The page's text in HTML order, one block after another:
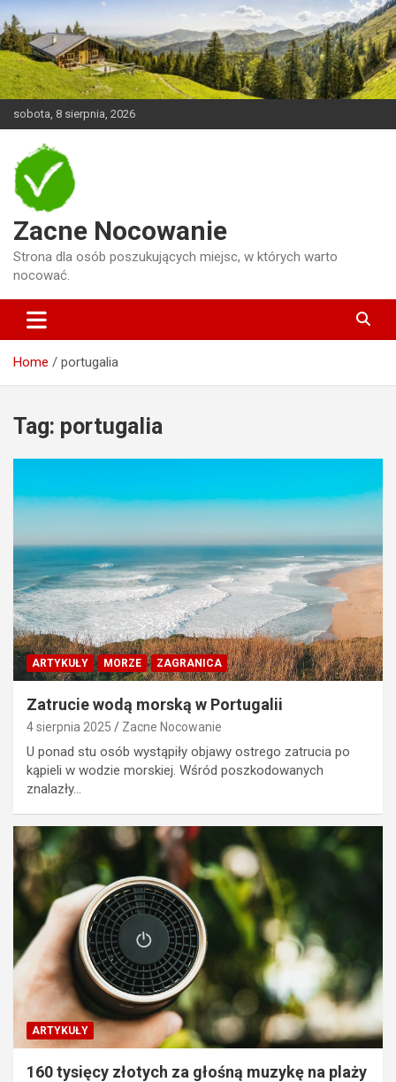
Skip
to
content
sobota, 8 sierpnia, 2026
Zacne Nocowanie
Strona dla osób poszukujących miejsc, w których warto
nocować.
Home portugalia
Tag: portugalia
ARTYKUŁY MORZE ZAGRANICA
Zatrucie wodą morską w Portugalii
4 sierpnia 2025 Zacne Nocowanie
U ponad stu osób wystąpiły objawy ostrego zatrucia po
kąpieli w wodzie morskiej. Wśród poszkodowanych
znalazły…
ARTYKUŁY
160 tysięcy złotych za głośną muzykę na plaży